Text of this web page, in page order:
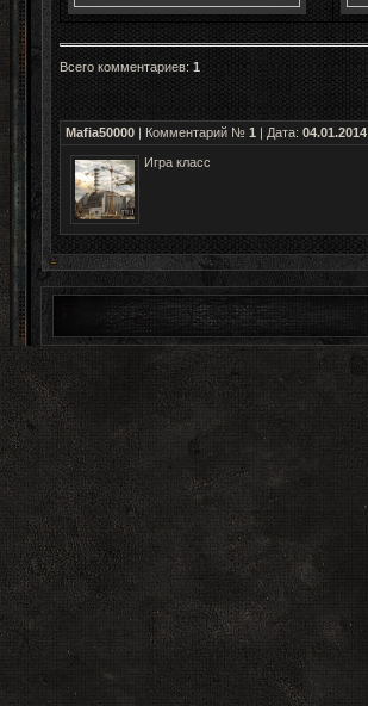
Всего комментариев: 1
Mafia50000| Комментарий № 1 | Дата: 04.01.2014
Игра класс